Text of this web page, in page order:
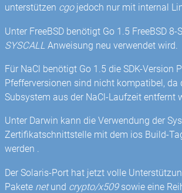
unterstützen cgojedoch nur mit internal
Unter FreeBSD benötigt Go 1.5 FreeBSD 8-
SYSCALL Anweisung neu verwendet wird.
Für NaCl benötigt Go 1.5 die SDK-Version
Pfefferversionen sind nicht kompatibel, da
Subsystem aus der NaCl-Laufzeit entfernt
Unter Darwin kann die Verwendung der
Zertifikatschnittstelle mit dem ios Build-
werden .
Der Solaris-Port hat jetzt volle
Pakete netund crypto/x509sowie eine